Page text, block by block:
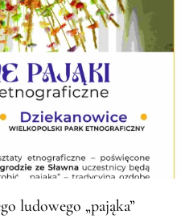
ludowego „pająka”